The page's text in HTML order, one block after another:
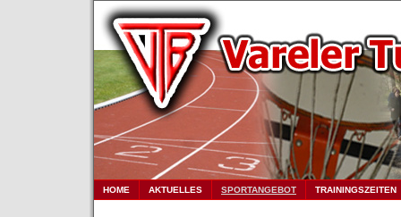
HOME AKTUELLES SPORTANGEBOT TRAININGSZEITEN